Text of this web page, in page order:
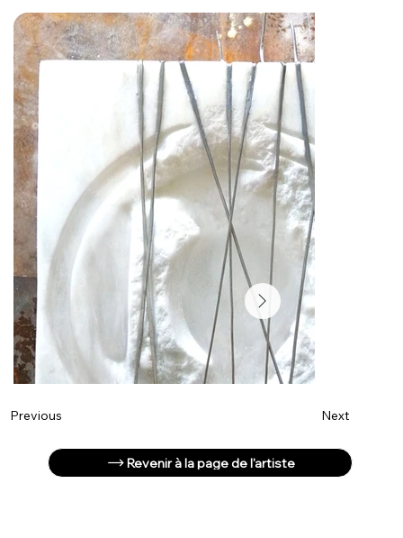
Previous Next
Revenir à la page de l'artiste